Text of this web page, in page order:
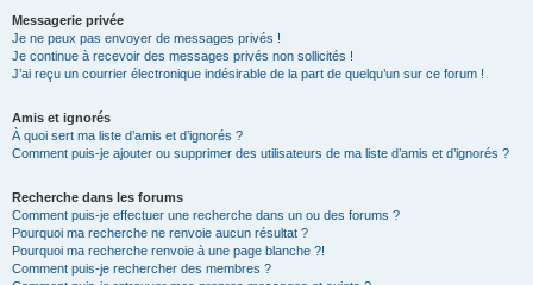
Messagerie privée
Je ne peux pas envoyer de messages privés !
Je continue à recevoir des messages privés non sollicités !
J’ai reçu un courrier électronique indésirable de la part de quelqu’un sur ce forum !
Amis et ignorés
À quoi sert ma liste d’amis et d’ignorés ?
Comment puis-je ajouter ou supprimer des utilisateurs de ma liste d’amis et d’ignorés ?
Recherche dans les forums
Comment puis-je effectuer une recherche dans un ou des forums ?
Pourquoi ma recherche ne renvoie aucun résultat ?
Pourquoi ma recherche renvoie à une page blanche ?!
Comment puis-je rechercher des membres ?